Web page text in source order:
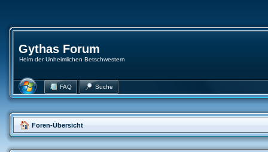
Gythas Forum
Heim der Unheimlichen Betschwestern
FAQ Suche
Foren-Übersicht